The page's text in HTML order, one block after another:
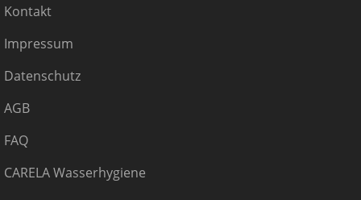
Kontakt
Impressum
Datenschutz
AGB
FAQ
CARELA Wasserhygiene